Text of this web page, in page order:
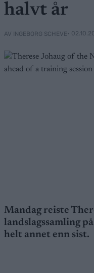
halvt år
AV INGEBORG SCHEVE•
Mandag reiste
landslagssamling
helt annet enn sist.